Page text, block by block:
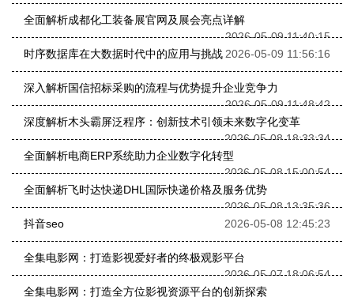
全面解析成都化工装备展官网及展会亮点详解
2026-05-09 11:40:15
时序数据库在大数据时代中的应用与挑战 2026-05-09 11:56:16
深入解析国信招标采购的流程与优势提升企业竞争力
2026-05-09 11:48:42
深度解析木头霸屏泛程序：创新技术引领未来数字化变革
2026-05-08 18:33:34
全面解析电商ERP系统助力企业数字化转型
2026-05-08 15:00:54
全面解析飞时达快递DHL国际快递价格及服务优势
2026-05-08 13:35:36
抖音seo
2026-05-08 12:45:23
全集电影网：打造影视爱好者的终极观影平台
2026-05-07 18:06:54
全集电影网：打造全方位影视资源平台的创新探索